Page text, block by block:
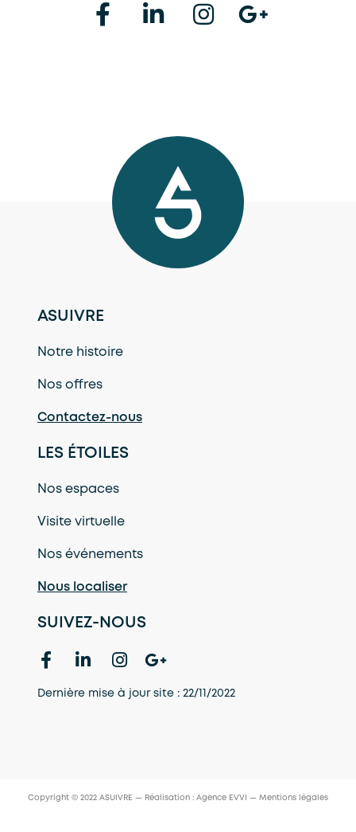
ASUIVRE
Notre histoire
Nos offres
Contactez-nous
LES ÉTOILES
Nos espaces
Visite virtuelle
Nos événements
Nous localiser
SUIVEZ-NOUS
Dernière mise à jour site : 22/11/2022
Copyright © 2022 ASUIVRE — Réalisation : Agence EVVI — Mentions légales